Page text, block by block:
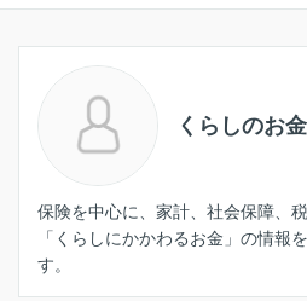
くらしのお
保険を中心に、家計、社会保障、
「くらしにかかわるお金」の情報
す。